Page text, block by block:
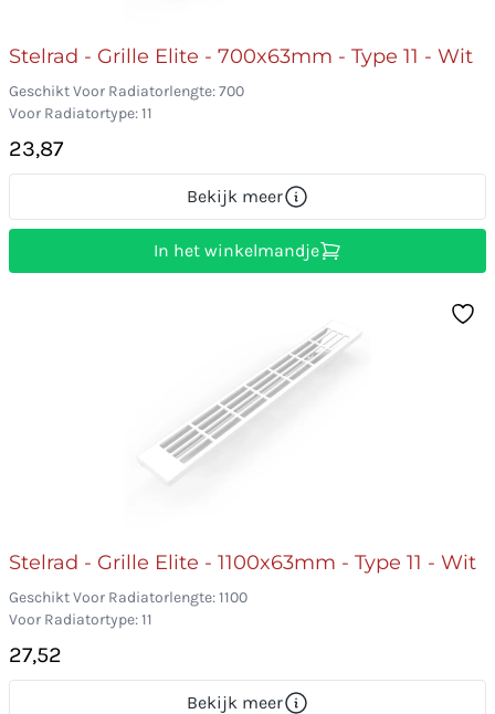
Stelrad - Grille Elite - 700x63mm - Type 11 - Wit
Geschikt Voor Radiatorlengte: 700
Voor Radiatortype: 11
23,87
Bekijk meer
In het winkelmandje
Stelrad - Grille Elite - 1100x63mm - Type 11 - Wit
Geschikt Voor Radiatorlengte: 1100
Voor Radiatortype: 11
27,52
Bekijk meer